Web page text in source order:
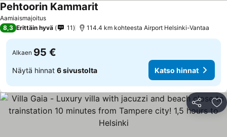
Aamiaismajoitus
Pehtoorin Kammarit
8,3 Erittäin hyvä 11 114.4 km kohteesta Airport Helsinki-Vantaa
Alkaen 95 €
Näytä hinnat 6 sivustolta Katso hinnat
Jaa